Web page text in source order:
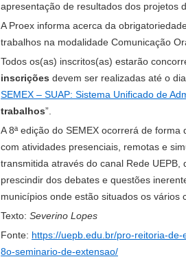
apresentação de resultados dos projetos
A Proex informa acerca da
trabalhos na modalidade Comunicação
Todos os(as) inscritos(as) estarão
inscrições devem ser realizadas até o dia
SEMEX – SUAP: Sistema Unificado de
trabalhos”.
A 8ª edição do SEMEX ocorrerá de
com atividades presenciais, remotas e
transmitida através do canal Rede
prescindir dos debates e questões
municípios onde estão situados os vários
Texto: Severino Lopes
Fonte: https://uepb.edu.br/pro-reitoria-
8o-seminario-de-extensao/